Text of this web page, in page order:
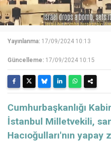
Yayınlanma: 17/09/2024 10:13
Güncelleme: 17/09/2024 10:15
Cumhurbaşkanlığı
İstanbul Milletvekili,
Hacıoğulları'nın